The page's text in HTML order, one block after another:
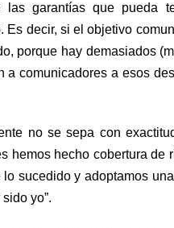
garantías que pueda
decir, si el objetivo
porque hay demasiados
a comunicadores a esos
no se sepa con
hemos hecho cobertura
sucedido y adoptamos
yo”.